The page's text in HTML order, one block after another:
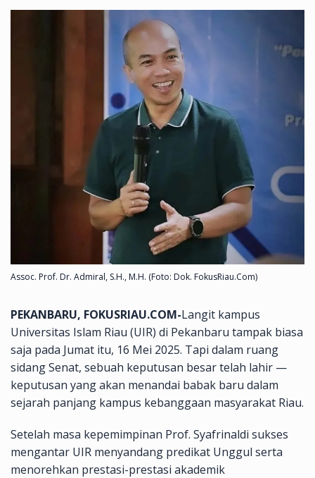
Assoc. Prof. Dr. Admiral, S.H., M.H. (Foto: Dok. FokusRiau.Com)
PEKANBARU, FOKUSRIAU.COM-Langit kampus
Universitas Islam Riau (UIR) di Pekanbaru tampak biasa
saja pada Jumat itu, 16 Mei 2025. Tapi dalam ruang
sidang Senat, sebuah keputusan besar telah lahir —
keputusan yang akan menandai babak baru dalam
sejarah panjang kampus kebanggaan masyarakat Riau.
Setelah masa kepemimpinan Prof. Syafrinaldi sukses
mengantar UIR menyandang predikat Unggul serta
menorehkan prestasi-prestasi akademik